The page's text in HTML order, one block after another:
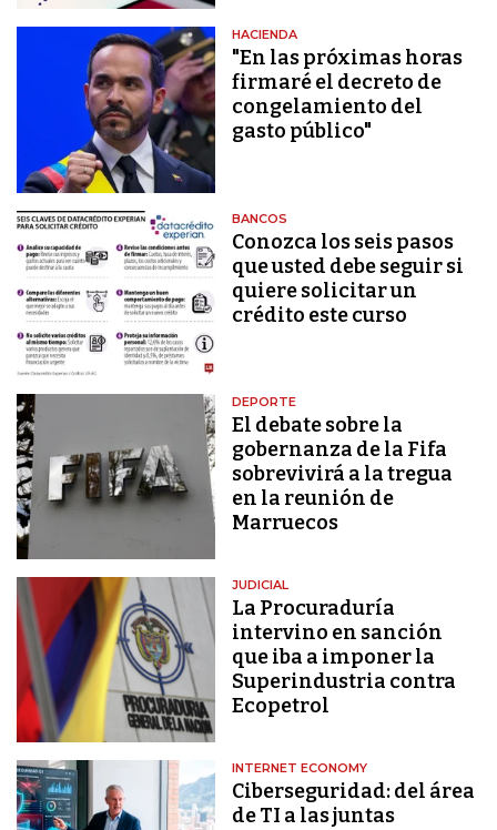
HACIENDA
"En las próximas horas
firmaré el decreto de
congelamiento del
gasto público"
BANCOS
Conozca los seis pasos
que usted debe seguir si
quiere solicitar un
crédito este curso
DEPORTE
El debate sobre la
gobernanza de la Fifa
sobrevivirá a la tregua
en la reunión de
Marruecos
JUDICIAL
La Procuraduría
intervino en sanción
que iba a imponer la
Superindustria contra
Ecopetrol
INTERNET ECONOMY
Ciberseguridad: del área
de TI a las juntas